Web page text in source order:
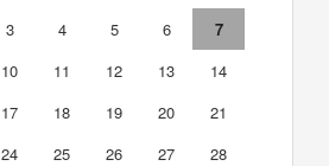
3 4 5 6
7
10 11 12 13
14
17 18 19 20
21
24 25 26 27
28